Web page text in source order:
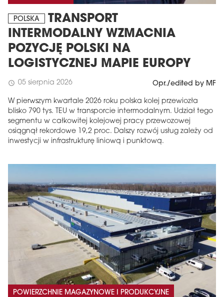
POLSKA
TRANSPORT
INTERMODALNY WZMACNIA
POZYCJĘ POLSKI NA
LOGISTYCZNEJ MAPIE EUROPY
schedule 05 sierpnia 2026 Opr./edited by MF
W pierwszym kwartale 2026 roku polska kolej przewiozła
blisko 790 tys. TEU w transporcie intermodalnym. Udział tego
segmentu w całkowitej kolejowej pracy przewozowej
osiągnął rekordowe 19,2 proc. Dalszy rozwój usług zależy od
inwestycji w infrastrukturę liniową i punktową.
POWIERZCHNIE MAGAZYNOWE I PRODUKCYJNE